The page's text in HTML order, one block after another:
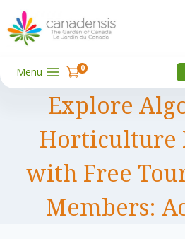
Aller
au
contenu
Menu 0
Explore
Horticulture
with Free
Members: